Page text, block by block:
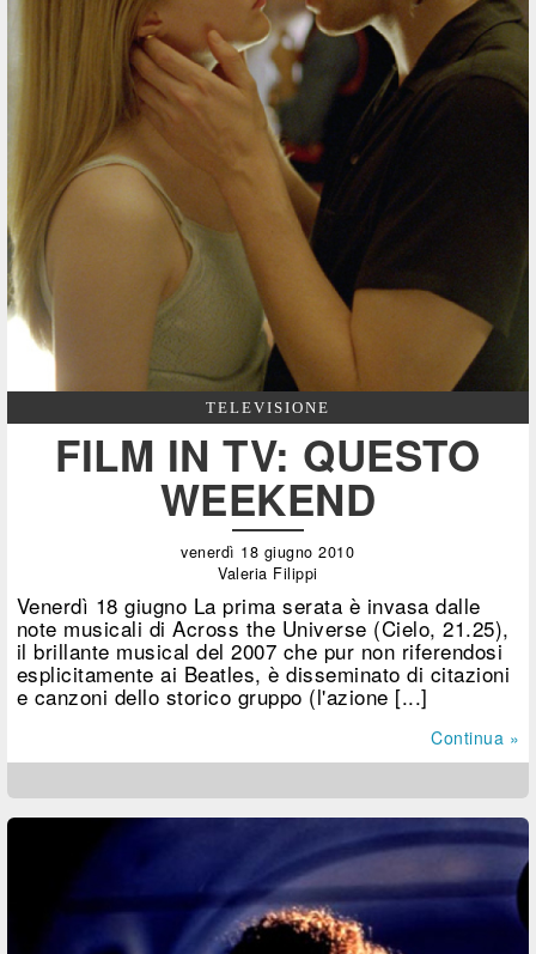
TELEVISIONE
FILM IN TV: QUESTO
WEEKEND
venerdì 18 giugno 2010
Valeria Filippi
Venerdì 18 giugno La prima serata è invasa dalle
note musicali di Across the Universe (Cielo, 21.25),
il brillante musical del 2007 che pur non riferendosi
esplicitamente ai Beatles, è disseminato di citazioni
e canzoni dello storico gruppo (l'azione [...]
Continua »